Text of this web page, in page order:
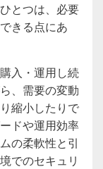
とつは、必要
きる点にあ
入・運用し続
、需要の変動
縮小したりで
ドや運用効率
の柔軟性と引
でのセキュリ